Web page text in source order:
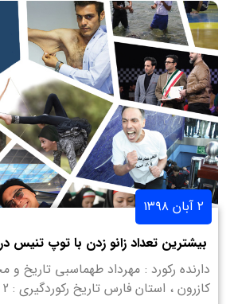
۲ آبان ۱۳۹۸
بیشترین تعداد زانو زدن با توپ تنیس
کازرون ، استان فارس تاریخ رکوردگیری : 2 ...